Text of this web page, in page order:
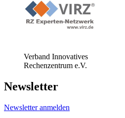
Verband Innovatives
Rechenzentrum e.V.
Newsletter
Newsletter anmelden